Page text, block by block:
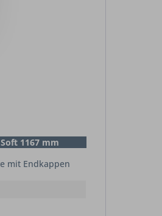
1167 mm
mit Endkappen